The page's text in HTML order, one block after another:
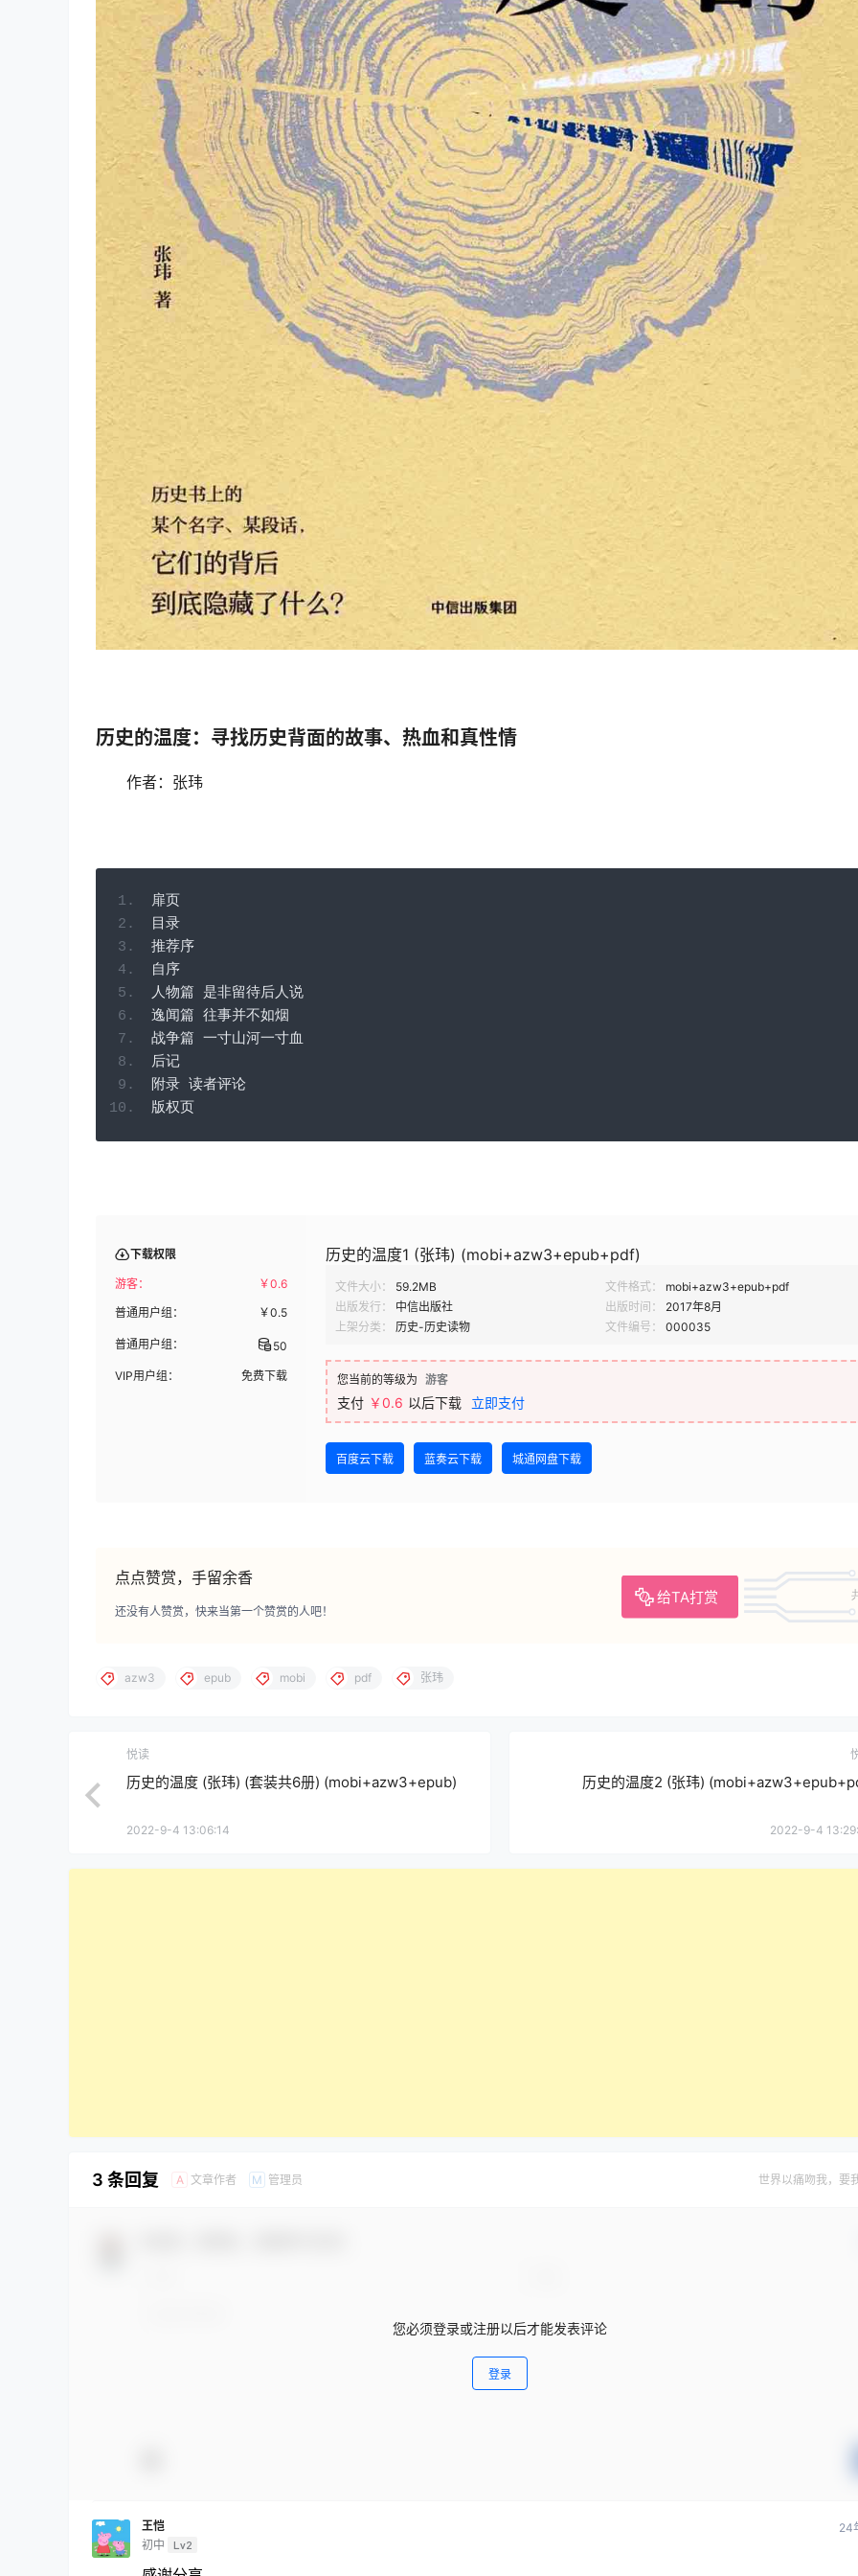
历史的温度：寻找历史背面的故事、热血和真性情
作者：张玮
扉页
目录
推荐序
自序
人物篇
是非留待后人说
逸闻篇
往事并不如烟
战争篇
一寸山河一寸血
后记
附录 读者评论
版权页
下载权限
游客： ￥0.6
普通用户组：
￥0.5
普通用户组： 50
VIP用户组： 免费下载
历史的温度1 (张玮) (mobi+azw3+epub+pdf)
文件大小： 59.2MB 文件格式：
mobi+azw3+epub+pdf
出版发行：
中信出版社 出版时间：
2017年8月
上架分类：
历史-历史读物 文件编号： 000035
您当前的等级为 游客
支付 ￥0.6 以后下载 立即支付
百度云下载 蓝奏云下载 城通网盘下载
点点赞赏，手留余香
给TA打赏
还没有人赞赏，快来当第一个赞赏的人吧！
azw3 epub mobi pdf 张玮
悦读
历史的温度 (张玮) (套装共6册) (mobi+azw3+epub)
2022-9-4 13:06:14
历史的温度2 (张玮)
2022-9-4
3 条回复 A 文章作者 M 管理员 世界以痛吻我，要
您必须登录或注册以后才能发表评论
登录
王恺
初中
Lv2
24